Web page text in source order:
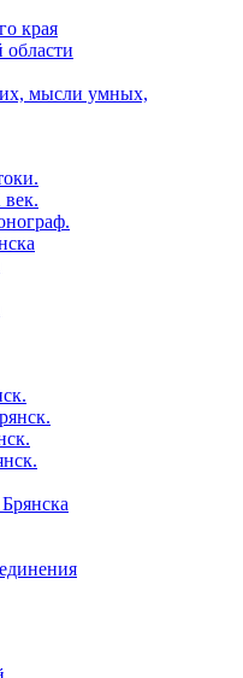
края
области
мысли умных,